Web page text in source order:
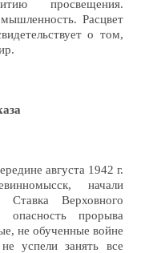
просвещения.
Расцвет
о том,
августа 1942 г.
начали
Верховного
опасность прорыва
не обученные войне
успели занять все